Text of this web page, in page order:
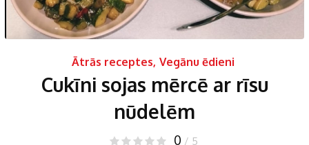
Ātrās receptes, Vegānu ēdieni
Cukīni sojas mērcē ar rīsu
nūdelēm
0 / 5